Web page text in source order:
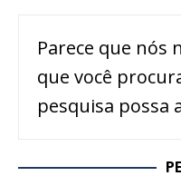
Parece que nós
que você
pesquisa possa